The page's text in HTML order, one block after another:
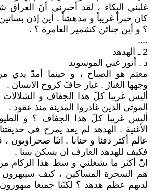
غلبني البكاء ، لقد أخبرني أنّ
كان خبراً غريباً و مدهشاً . أين إذن بساتين
؟ و أين جنائن كشمير العامرة ؟ .
....
2 ـ الهدهد
د . أنور غني الموسويد
معتم هو الصباح ، و حينما أمدّ يدي
وجهها الغبارُ . غبار جافّ كروح الانسان .
أليس غريبا كلّ هذا الجفاف و
الموتى الذين غادروا المدينة منذ عقود .
أليس غريبا كلّ هذا الجفاف ؟ و
الأغنية . الهدهد لم يعد يمرح في
عالم أكثر دفئا و حنانا . اننّا صحراويون
فكيف للهدهد العارف ان يسكن بيننا .
انّ أكثر ما يشغلني و سط هذا الركام من
هم السحرة المساكين ، كيف
لديهم عظم هدهد ؟ لكنّنا جميعا